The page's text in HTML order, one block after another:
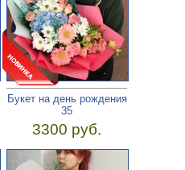
Букет на день рождения
35
3300 руб.